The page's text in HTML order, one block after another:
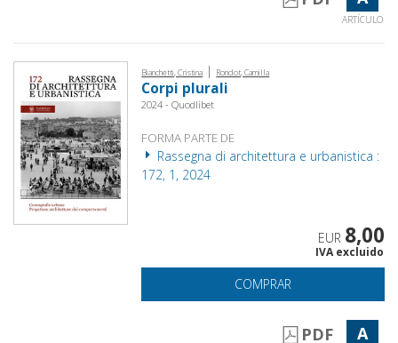
ARTÍCULO
Bianchetti, Cristina | Rondot, Camilla
Corpi plurali
2024 - Quodlibet
FORMA PARTE DE
Rassegna di architettura e urbanistica :
172, 1, 2024
EUR 8,00
IVA excluido
COMPRAR
PDF A